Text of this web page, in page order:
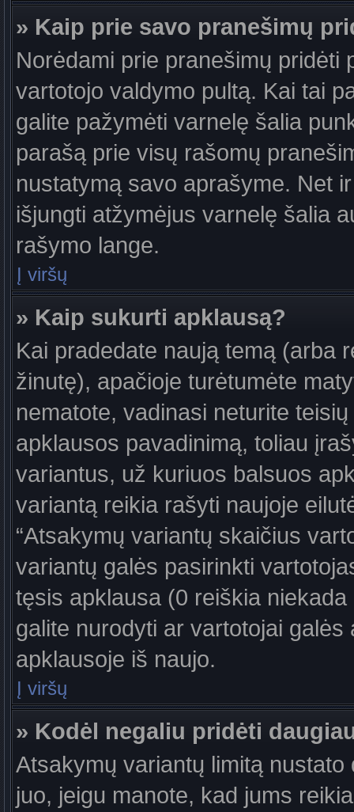
» Kaip prie savo pranešimų
Norėdami prie pranešimų pridėti
vartotojo valdymo pultą. Kai tai
galite pažymėti varnelę šalia
parašą prie visų rašomų
nustatymą savo aprašyme. Net
išjungti atžymėjus varnelę šalia
rašymo lange.
Į viršų
» Kaip sukurti apklausą?
Kai pradedate naują temą (arba
žinutę), apačioje turėtumėte
nematote, vadinasi neturite
apklausos pavadinimą, toliau
variantus, už kuriuos balsuos
variantą reikia rašyti naujoje
“Atsakymų variantų skaičius
variantų galės pasirinkti
tęsis apklausa (0 reiškia
galite nurodyti ar vartotojai
apklausoje iš naujo.
Į viršų
» Kodėl negaliu pridėti
Atsakymų variantų limitą
juo, jeigu manote, kad jums